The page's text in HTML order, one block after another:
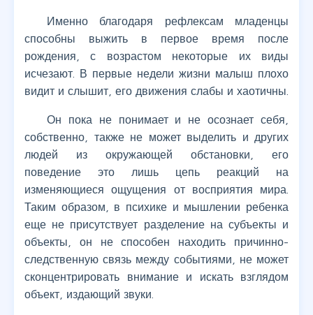
Именно благодаря рефлексам младенцы
способны выжить в первое время после
рождения, с возрастом некоторые их виды
исчезают. В первые недели жизни малыш плохо
видит и слышит, его движения слабы и хаотичны.
Он пока не понимает и не осознает себя,
собственно, также не может выделить и других
людей из окружающей обстановки, его
поведение это лишь цепь реакций на
изменяющиеся ощущения от восприятия мира.
Таким образом, в психике и мышлении ребенка
еще не присутствует разделение на субъекты и
объекты, он не способен находить причинно-
следственную связь между событиями, не может
сконцентрировать внимание и искать взглядом
объект, издающий звуки.